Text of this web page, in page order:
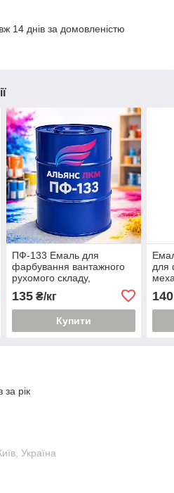
14 днів за домовленістю
ПФ-133 Емаль для
фарбування вантажного
рухомого складу,
поверхонь
135₴/кг
Купити
для
140
за рік
Україна